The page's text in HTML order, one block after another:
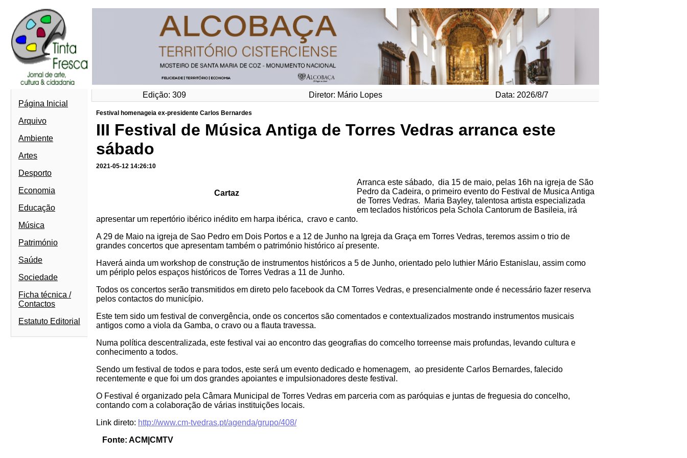
Edição: 309 Diretor: Mário Lopes
Data: 2026/8/7
Página Inicial
Arquivo
Ambiente
Artes
Desporto
Economia
Educação
Música
Património
Saúde
Sociedade
Ficha técnica /
Contactos
Estatuto Editorial
Festival homenageia ex-presidente Carlos Bernardes
III Festival de Música Antiga de Torres Vedras arranca este
sábado
2021-05-12 14:26:10
Cartaz
Arranca este sábado, dia 15 de maio, pelas 16h na igreja de São
Pedro da Cadeira, o primeiro evento do Festival de Musica Antiga
de Torres Vedras. Maria Bayley, talentosa artista especializada
em teclados históricos pela Schola Cantorum de Basileia, irá
apresentar um repertório ibérico inédito em harpa ibérica, cravo e canto.
A 29 de Maio na igreja de Sao Pedro em Dois Portos e a 12 de Junho na Igreja da Graça em Torres Vedras, teremos assim o trio de
grandes concertos que apresentam também o património histórico aí presente.
Haverá ainda um workshop de construção de instrumentos históricos a 5 de Junho, orientado pelo luthier Mário Estanislau, assim como
um périplo pelos espaços históricos de Torres Vedras a 11 de Junho.
Todos os concertos serão transmitidos em direto pelo facebook da CM Torres Vedras, e presencialmente onde é necessário fazer reserva
pelos contactos do município.
Este tem sido um festival de convergência, onde os concertos são comentados e contextualizados mostrando instrumentos musicais
antigos como a viola da Gamba, o cravo ou a flauta travessa.
Numa política descentralizada, este festival vai ao encontro das geografias do comcelho torreense mais profundas, levando cultura e
conhecimento a todos.
Sendo um festival de todos e para todos, este será um evento dedicado e homenagem, ao presidente Carlos Bernardes, falecido
recentemente e que foi um dos grandes apoiantes e impulsionadores deste festival.
O Festival é organizado pela Câmara Municipal de Torres Vedras em parceria com as paróquias e juntas de freguesia do concelho,
contando com a colaboração de várias instituições locais.
Link direto: http://www.cm-tvedras.pt/agenda/grupo/408/
Fonte: ACM|CMTV